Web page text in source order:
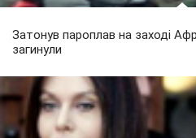
Затонув пароплав на заході
загинули